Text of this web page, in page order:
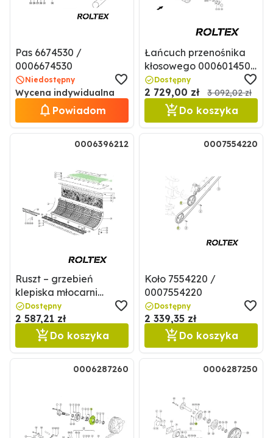
Pas 6674530 /
0006674530
Niedostępny
Wycena indywidualna
Powiadom
Łańcuch przenośnika
kłosowego 0006014500
/ 6014500
Dostępny
2 729,00 zł 3 092,02 zł
Do koszyka
0006396212
Ruszt – grzebień
klepiska młocarni
0006396212 / 6396212
Dostępny
2 587,21 zł
Do koszyka
0007554220
Koło 7554220 /
0007554220
Dostępny
2 339,35 zł
Do koszyka
0006287260 0006287250